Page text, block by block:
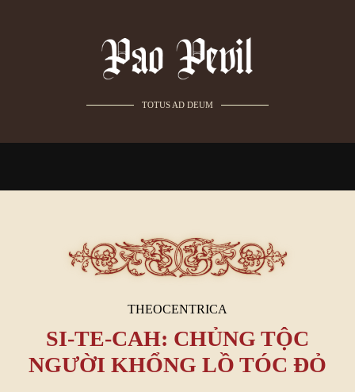
TOTUS AD DEUM
THEOCENTRICA
SI-TE-CAH: CHỦNG TỘC
NGƯỜI KHỔNG LỒ TÓC ĐỎ